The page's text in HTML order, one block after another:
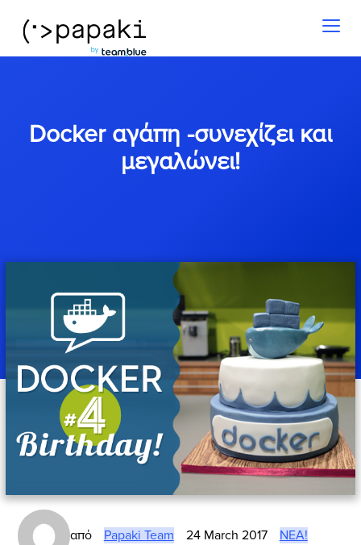
Docker αγάπη -συνεχίζει και
μεγαλώνει!
από Papaki Team 24 March 2017 ΝΈΑ!